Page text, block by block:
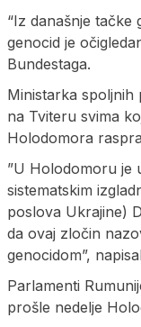
“Iz današnje tačke
genocid je
Bundestaga.
Ministarka spoljnih
na Tviteru svima
Holodomora
”U Holodomoru je
sistematskim
poslova Ukrajine)
da ovaj zločin
genocidom”,
Parlamenti
prošle nedelje